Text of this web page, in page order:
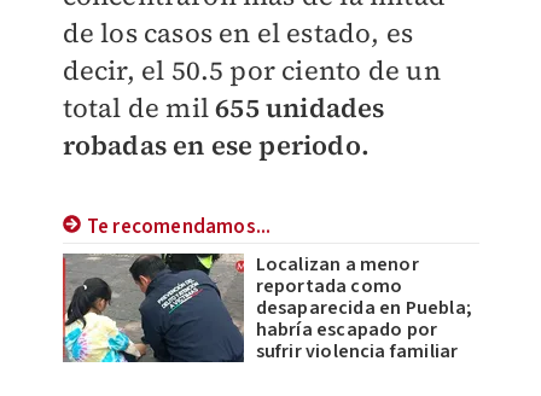
de los casos en el estado, es
decir, el 50.5 por ciento de un
total de mil655 unidades
robadas en ese periodo.
Te recomendamos...
Localizan a menor
reportada como
desaparecida en Puebla;
habría escapado por
sufrir violencia familiar